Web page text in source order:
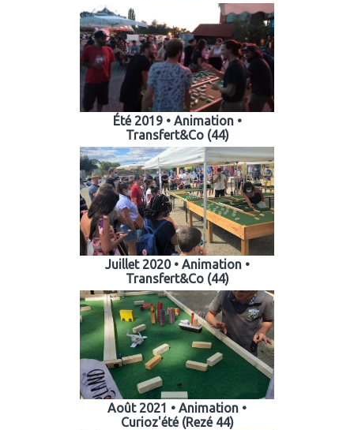
Été 2019 • Animation •
Transfert&Co (44)
Juillet 2020 • Animation •
Transfert&Co (44)
Août 2021 • Animation •
Curioz'été (Rezé 44)